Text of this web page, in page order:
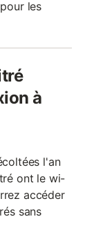
les
à
l'an
ont le wi-
accéder
sans